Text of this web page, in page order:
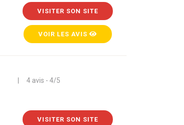
VISITER SON SITE
VOIR LES AVIS
| 4 avis - 4/5
VISITER SON SITE